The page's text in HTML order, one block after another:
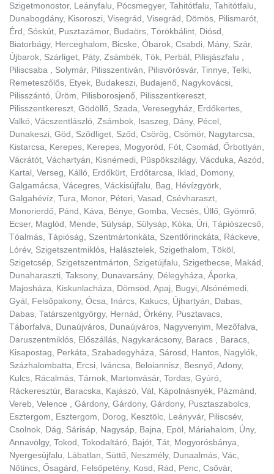
Szigetmonostor, Leányfalu, Pócsmegyer, Tahitótfalu, Tahitótfalu,
Dunabogdány, Kisoroszi, Visegrád, Visegrád, Dömös, Pilismarót,
Érd, Sóskút, Pusztazámor, Budaörs, Törökbálint, Diósd,
Biatorbágy, Herceghalom, Bicske, Óbarok, Csabdi, Mány, Szár,
Újbarok, Szárliget, Páty, Zsámbék, Tök, Perbál, Pilisjászfalu ,
Piliscsaba , Solymár, Pilisszentiván, Pilisvörösvár, Tinnye, Telki,
Remeteszőlős, Etyek, Budakeszi, Budajenő, Nagykovácsi,
Pilisszántó, Üröm, Pilisborosjenő, Pilisszentkereszt,
Pilisszentkereszt, Gödöllő, Szada, Veresegyház, Erdőkertes,
Valkó, Vácszentlászló, Zsámbok, Isaszeg, Dány, Pécel,
Dunakeszi, Göd, Sződliget, Sződ, Csörög, Csömör, Nagytarcsa,
Kistarcsa, Kerepes, Kerepes, Mogyoród, Fót, Csomád, Őrbottyán,
Vácrátót, Váchartyán, Kisnémedi, Püspökszilágy, Vácduka, Aszód,
Kartal, Verseg, Kálló, Erdőkürt, Erdőtarcsa, Iklad, Domony,
Galgamácsa, Vácegres, Váckisújfalu, Bag, Hévízgyörk,
Galgahévíz, Tura, Monor, Péteri, Vasad, Csévharaszt,
Monorierdő, Pánd, Káva, Bénye, Gomba, Vecsés, Üllő, Gyömrő,
Ecser, Maglód, Mende, Sülysáp, Sülysáp, Kóka, Úri, Tápiószecső,
Tóalmás, Tápióság, Szentmártonkáta, Szentlőrinckáta, Ráckeve,
Lórév, Szigetszentmiklós, Halásztelek, Szigethalom, Tököl,
Szigetcsép, Szigetszentmárton, Szigetújfalu, Szigetbecse, Makád,
Dunaharaszti, Taksony, Dunavarsány, Délegyháza, Áporka,
Majosháza, Kiskunlacháza, Dömsöd, Apaj, Bugyi, Alsónémedi,
Gyál, Felsőpakony, Ócsa, Inárcs, Kakucs, Újhartyán, Dabas,
Dabas, Tatárszentgyörgy, Hernád, Örkény, Pusztavacs,
Táborfalva, Dunaújváros, Dunaújváros, Nagyvenyim, Mezőfalva,
Daruszentmiklós, Előszállás, Nagykarácsony, Baracs , Baracs,
Kisapostag, Perkáta, Szabadegyháza, Sárosd, Hantos, Nagylók,
Százhalombatta, Ercsi, Iváncsa, Beloiannisz, Besnyő, Adony,
Kulcs, Rácalmás, Tárnok, Martonvásár, Tordas, Gyúró,
Ráckeresztúr, Baracska, Kajászó, Vál, Kápolnásnyék, Pázmánd,
Vereb, Velence , Gárdony, Gárdony, Gárdony, Pusztaszabolcs,
Esztergom, Esztergom, Dorog, Kesztölc, Leányvár, Piliscsév,
Csolnok, Dág, Sárisáp, Nagysáp, Bajna, Epöl, Máriahalom, Úny,
Annavölgy, Tokod, Tokodaltáró, Bajót, Tát, Mogyorósbánya,
Nyergesújfalu, Lábatlan, Süttő, Neszmély, Dunaalmás, Vác,
Nőtincs, Ősagárd, Felsőpetény, Kosd, Rád, Penc, Csővár,